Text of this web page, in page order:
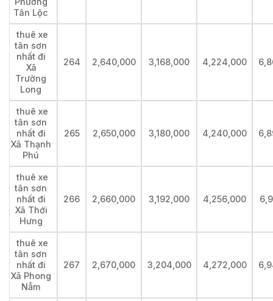
Tân Lộc
thuê xe
tân sơn
nhất đi
Xã
Trường
Long
264 2,640,000 3,168,000 4,224,000
thuê xe
tân sơn
nhất đi
Xã Thạnh
Phú
265 2,650,000 3,180,000 4,240,000
thuê xe
tân sơn
nhất đi
Xã Thới
Hưng
266 2,660,000 3,192,000 4,256,000
thuê xe
tân sơn
nhất đi
Xã Phong
Nẫm
267 2,670,000 3,204,000 4,272,000